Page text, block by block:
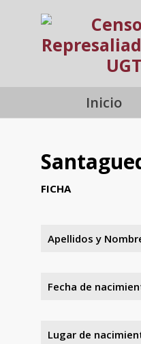
Inicio
FICHA
Apellidos y
Fecha de
Lugar de